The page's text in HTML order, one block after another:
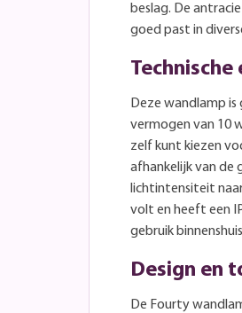
beslag. De
goed past in
Deze wandlamp
vermogen van 10
zelf kunt kiezen
afhankelijk van de
lichtintensiteit
volt en heeft een
gebruik
Design en
De Fourty